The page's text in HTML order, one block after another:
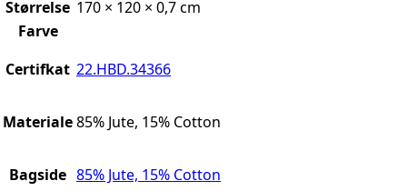
Størrelse 170 × 120 × 0,7 cm
Farve
Certifkat 22.HBD.34366
Materiale85% Jute, 15% Cotton
Bagside 85% Jute, 15% Cotton